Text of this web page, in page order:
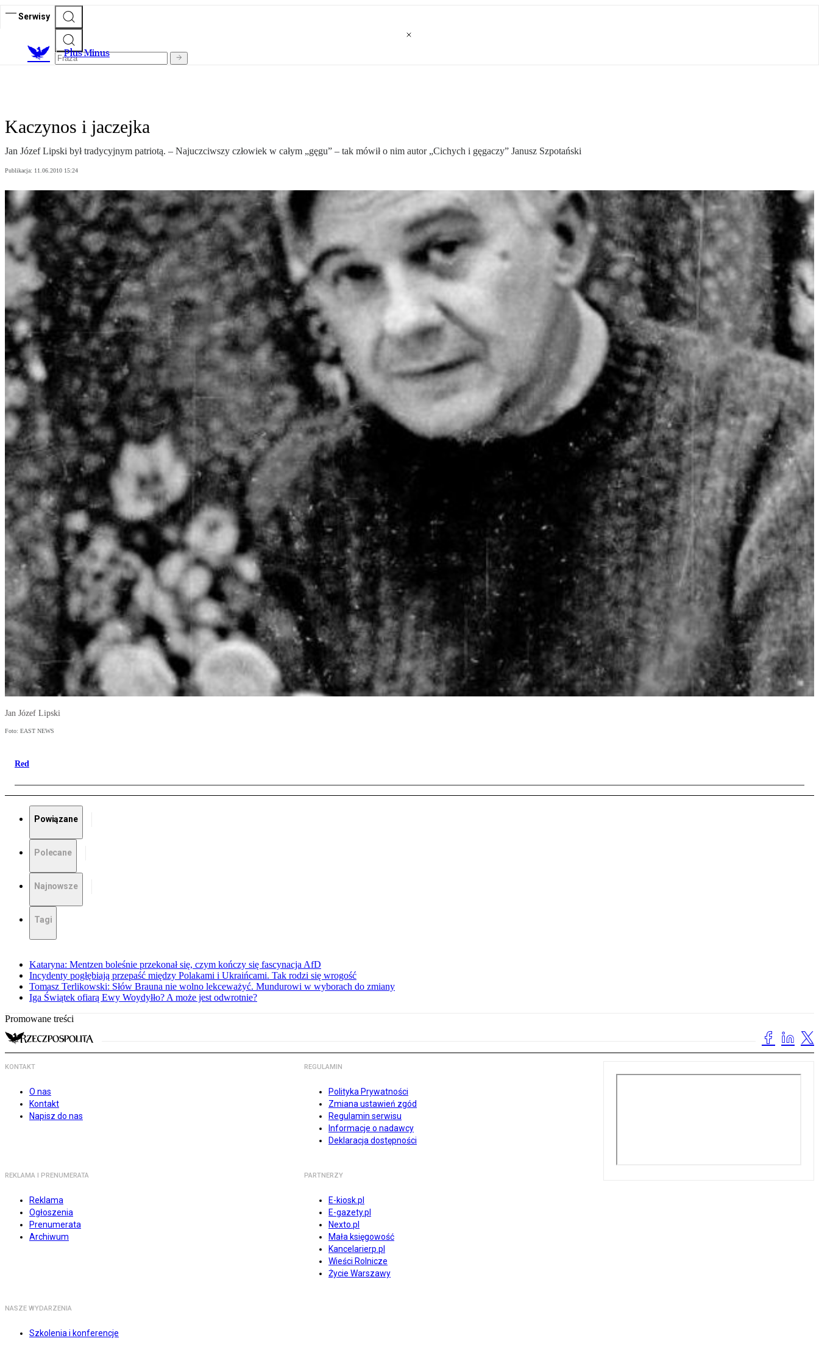
Serwisy
Plus Minus
Kaczynos i jaczejka
Jan Józef Lipski był tradycyjnym patriotą. – Najuczciwszy człowiek w całym „gęgu” – tak mówił o nim autor „Cichych i gęgaczy” Janusz Szpotański
Publikacja: 11.06.2010 15:24
Jan Józef Lipski
Foto: EAST NEWS
Red
Powiązane
Polecane
Najnowsze
Tagi
Kataryna: Mentzen boleśnie przekonał się, czym kończy się fascynacja AfD
Incydenty pogłębiają przepaść między Polakami i Ukraińcami. Tak rodzi się wrogość
Tomasz Terlikowski: Słów Brauna nie wolno lekceważyć. Mundurowi w wyborach do zmiany
Iga Świątek ofiarą Ewy Woydyłło? A może jest odwrotnie?
Promowane treści
KONTAKT
O nas
Kontakt
Napisz do nas
REGULAMIN
Polityka Prywatności
Zmiana ustawień zgód
Regulamin serwisu
Informacje o nadawcy
Deklaracja dostępności
REKLAMA I PRENUMERATA
Reklama
Ogłoszenia
Prenumerata
Archiwum
PARTNERZY
E-kiosk.pl
E-gazety.pl
Nexto.pl
Mała księgowość
Kancelarierp.pl
Wieści Rolnicze
Życie Warszawy
NASZE WYDARZENIA
Szkolenia i konferencje